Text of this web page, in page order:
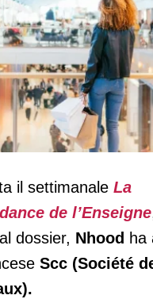
Société
estate
il settimanale La
de l’Enseigne
dossier, Nhood ha
Scc (Société